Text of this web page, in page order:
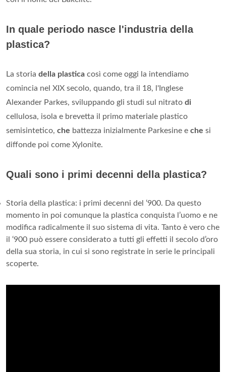
In quale periodo nasce l'industria della
plastica?
La storia della plastica così come oggi la intendiamo
comincia nel XIX secolo, quando, tra il 18, l'Inglese
Alexander Parkes, sviluppando gli studi sul nitrato di
cellulosa, isola e brevetta il primo materiale plastico
semisintetico, che battezza inizialmente Parkesine e che si
diffonde poi come Xylonite.
Quali sono i primi decenni della plastica?
Storia della plastica: i primi decenni del ‘900. Da questo
momento in poi comunque la plastica conquista l’uomo e ne
modifica radicalmente il suo sistema di vita. Tanto è vero che
il ‘900 può essere considerato a tutti gli effetti il secolo d’oro
della sua storia, in cui si sono registrate in serie le principali
scoperte.